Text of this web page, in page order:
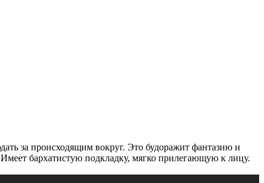
за происходящим вокруг. Это будоражит фантазию и
бархатистую подкладку, мягко прилегающую к лицу.